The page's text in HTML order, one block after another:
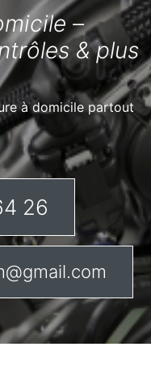
–
& plus
à domicile partout
26